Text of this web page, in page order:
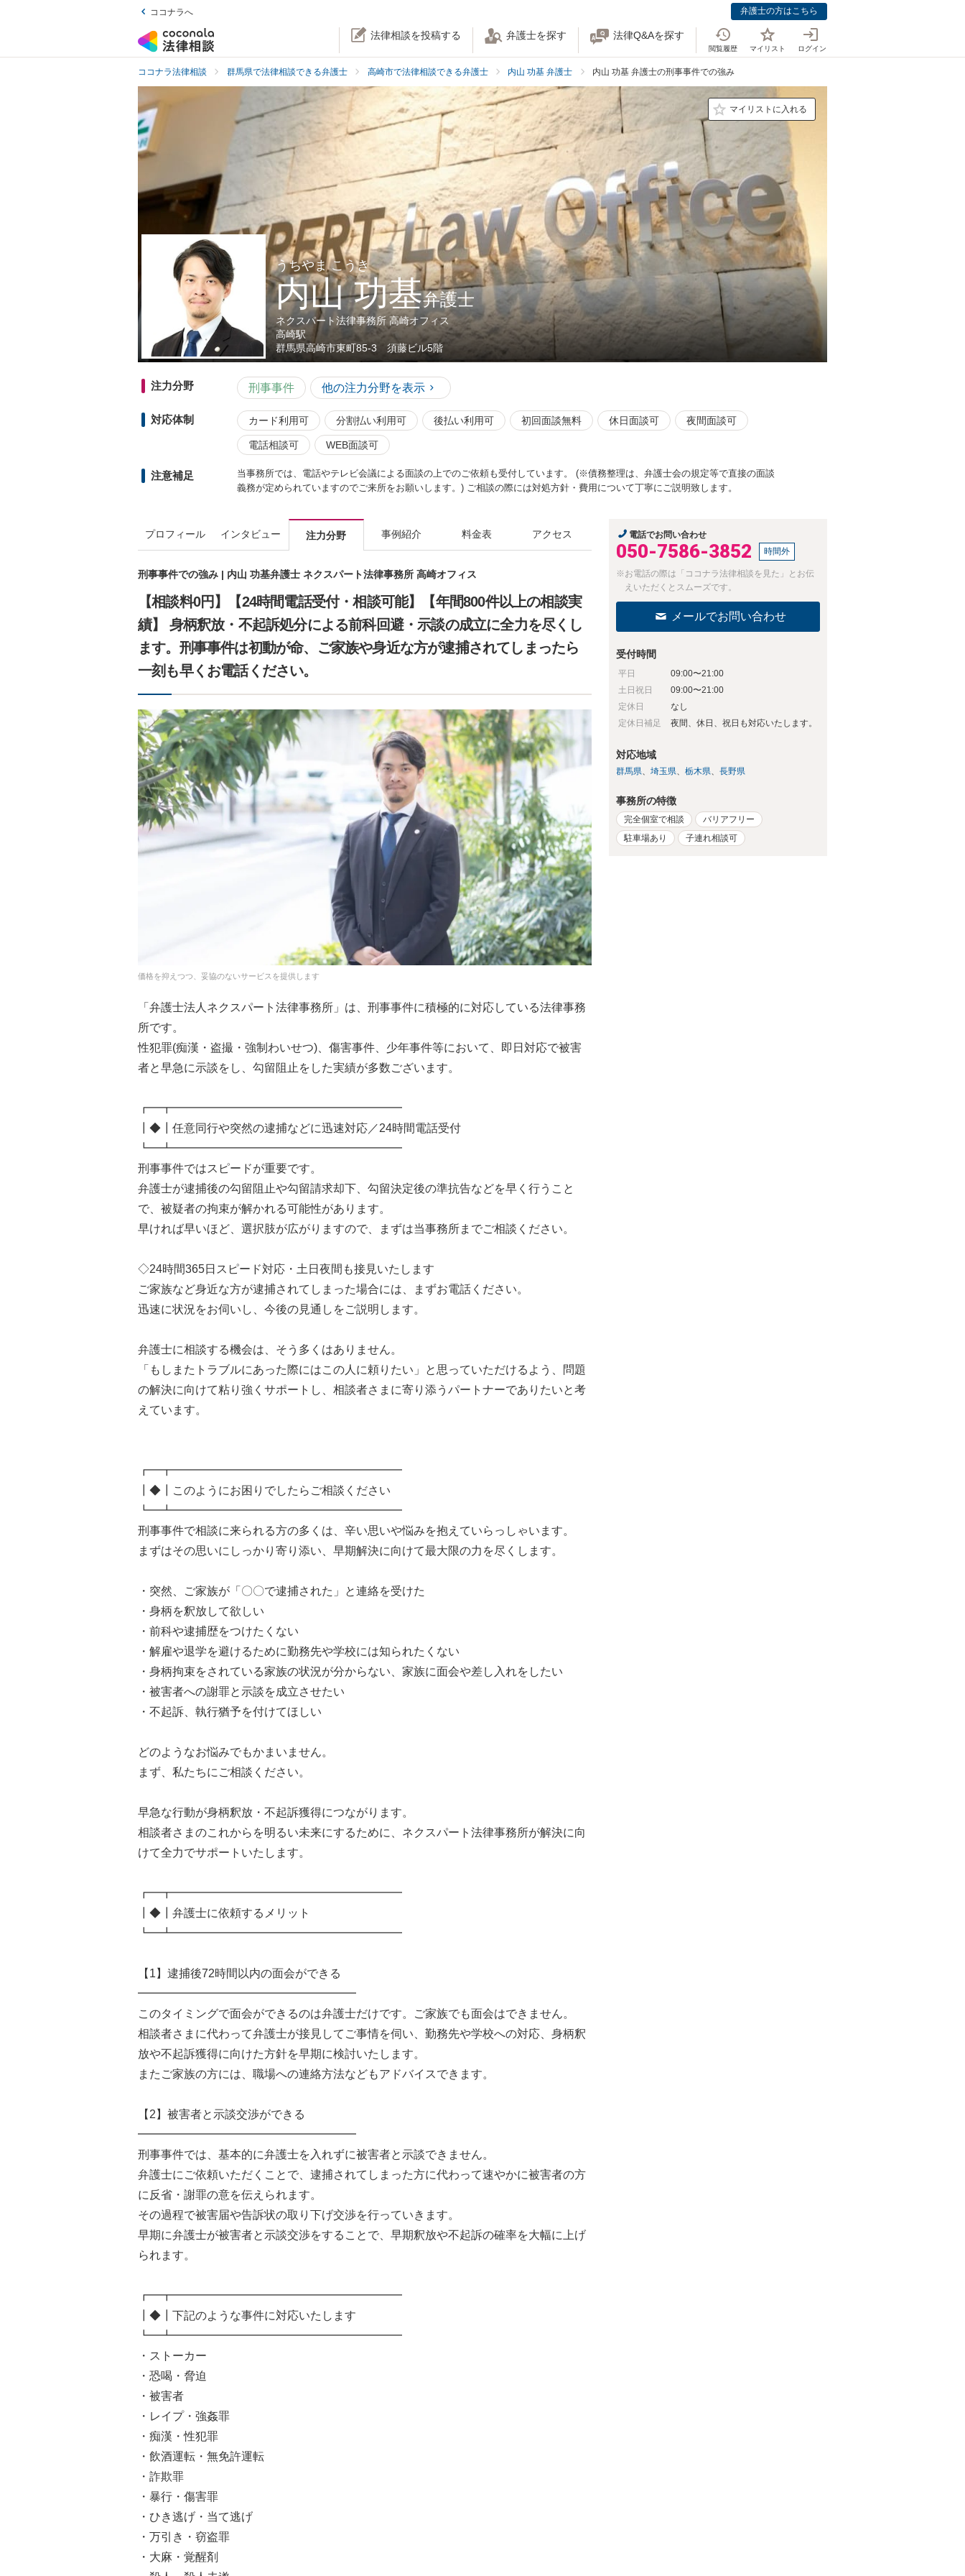
ココナラへ 弁護士の方はこちら
法律相談を投稿する 弁護士を探す 法律Q&Aを探す
閲覧履歴 マイリスト ログイン
ココナラ法律相談 群馬県で法律相談できる弁護士 高崎市で法律相談できる弁護士 内山 功基 弁護士 内山 功基 弁護士の刑事事件での強み
マイリストに入れる
うちやま こうき
内山 功基弁護士
ネクスパート法律事務所 高崎オフィス
高崎駅
群馬県高崎市東町85-3 須藤ビル5階
注力分野 刑事事件 他の注力分野を表示
対応体制 カード利用可 分割払い利用可 後払い利用可 初回面談無料 休日面談可 夜間面談可
電話相談可 WEB面談可
注意補足
当事務所では、電話やテレビ会議による面談の上でのご依頼も受付しています。 (※債務整理は、弁護士会の規定等で直接の面談
義務が定められていますのでご来所をお願いします。) ご相談の際には対処方針・費用について丁寧にご説明致します。
プロフィール インタビュー 注力分野 事例紹介 料金表 アクセス
刑事事件での強み | 内山 功基弁護士 ネクスパート法律事務所 高崎オフィス
【相談料0円】【24時間電話受付・相談可能】【年間800件以上の相談実
績】 身柄釈放・不起訴処分による前科回避・示談の成立に全力を尽くし
ます。刑事事件は初動が命、ご家族や身近な方が逮捕されてしまったら
一刻も早くお電話ください。
価格を抑えつつ、妥協のないサービスを提供します
「弁護士法人ネクスパート法律事務所」は、刑事事件に積極的に対応している法律事務
所です。
性犯罪(痴漢・盗撮・強制わいせつ)、傷害事件、少年事件等において、即日対応で被害
者と早急に示談をし、勾留阻止をした実績が多数ございます。
┏━┳━━━━━━━━━━━━━━━━━━━━
┃◆┃任意同行や突然の逮捕などに迅速対応／24時間電話受付
┗━┻━━━━━━━━━━━━━━━━━━━━
刑事事件ではスピードが重要です。
弁護士が逮捕後の勾留阻止や勾留請求却下、勾留決定後の準抗告などを早く行うこと
で、被疑者の拘束が解かれる可能性があります。
早ければ早いほど、選択肢が広がりますので、まずは当事務所までご相談ください。
◇24時間365日スピード対応・土日夜間も接見いたします
ご家族など身近な方が逮捕されてしまった場合には、まずお電話ください。
迅速に状況をお伺いし、今後の見通しをご説明します。
弁護士に相談する機会は、そう多くはありません。
「もしまたトラブルにあった際にはこの人に頼りたい」と思っていただけるよう、問題
の解決に向けて粘り強くサポートし、相談者さまに寄り添うパートナーでありたいと考
えています。
┏━┳━━━━━━━━━━━━━━━━━━━━
┃◆┃このようにお困りでしたらご相談ください
┗━┻━━━━━━━━━━━━━━━━━━━━
刑事事件で相談に来られる方の多くは、辛い思いや悩みを抱えていらっしゃいます。
まずはその思いにしっかり寄り添い、早期解決に向けて最大限の力を尽くします。
・突然、ご家族が「〇〇で逮捕された」と連絡を受けた
・身柄を釈放して欲しい
・前科や逮捕歴をつけたくない
・解雇や退学を避けるために勤務先や学校には知られたくない
・身柄拘束をされている家族の状況が分からない、家族に面会や差し入れをしたい
・被害者への謝罪と示談を成立させたい
・不起訴、執行猶予を付けてほしい
どのようなお悩みでもかまいません。
まず、私たちにご相談ください。
早急な行動が身柄釈放・不起訴獲得につながります。
相談者さまのこれからを明るい未来にするために、ネクスパート法律事務所が解決に向
けて全力でサポートいたします。
┏━┳━━━━━━━━━━━━━━━━━━━━
┃◆┃弁護士に依頼するメリット
┗━┻━━━━━━━━━━━━━━━━━━━━
【1】逮捕後72時間以内の面会ができる
━━━━━━━━━━━━━━━━━━━
このタイミングで面会ができるのは弁護士だけです。ご家族でも面会はできません。
相談者さまに代わって弁護士が接見してご事情を伺い、勤務先や学校への対応、身柄釈
放や不起訴獲得に向けた方針を早期に検討いたします。
またご家族の方には、職場への連絡方法などもアドバイスできます。
【2】被害者と示談交渉ができる
━━━━━━━━━━━━━━━━━━━
刑事事件では、基本的に弁護士を入れずに被害者と示談できません。
弁護士にご依頼いただくことで、逮捕されてしまった方に代わって速やかに被害者の方
に反省・謝罪の意を伝えられます。
その過程で被害届や告訴状の取り下げ交渉を行っていきます。
早期に弁護士が被害者と示談交渉をすることで、早期釈放や不起訴の確率を大幅に上げ
られます。
┏━┳━━━━━━━━━━━━━━━━━━━━
┃◆┃下記のような事件に対応いたします
┗━┻━━━━━━━━━━━━━━━━━━━━
・ストーカー
・恐喝・脅迫
・被害者
・レイプ・強姦罪
・痴漢・性犯罪
・飲酒運転・無免許運転
・詐欺罪
・暴行・傷害罪
・ひき逃げ・当て逃げ
・万引き・窃盗罪
・大麻・覚醒剤
電話でお問い合わせ
050-7586-3852 時間外
※お電話の際は「ココナラ法律相談を見た」とお伝
えいただくとスムーズです。
メールでお問い合わせ
受付時間
平日
09:00〜21:00
土日祝日
09:00〜21:00
定休日
なし
定休日補足
夜間、休日、祝日も対応いたします。
対応地域
群馬県 埼玉県 栃木県 長野県
事務所の特徴
完全個室で相談
バリアフリー
駐車場あり
子連れ相談可